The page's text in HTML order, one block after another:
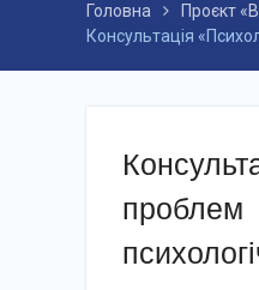
Головна
Проєкт
Консультація